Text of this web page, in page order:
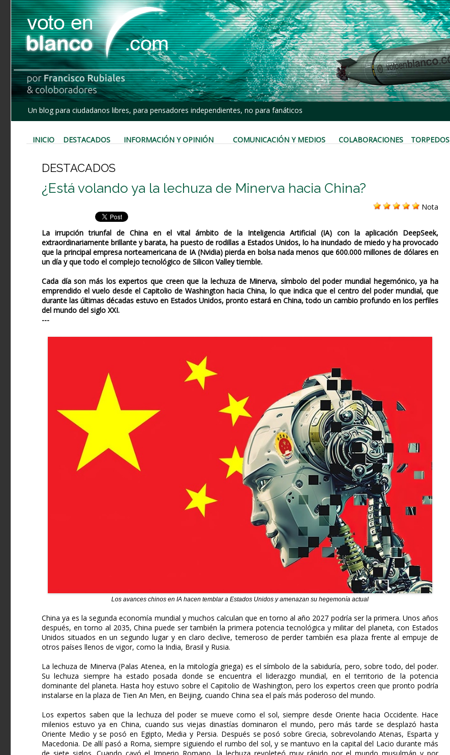
Un blog para ciudadanos libres, para pensadores independientes, no para fanáticos
INICIO DESTACADOS INFORMACIÓN Y OPINIÓN COMUNICACIÓN Y MEDIOS COLABORACIONES TORPEDOS
DESTACADOS
¿Está volando ya la lechuza de Minerva hacia China?
Nota
La irrupción triunfal de China en el vital ámbito de la Inteligencia Artificial (IA) con la aplicación DeepSeek,
extraordinariamente brillante y barata, ha puesto de rodillas a Estados Unidos, lo ha inundado de miedo y ha provocado
que la principal empresa norteamericana de IA (Nvidia) pierda en bolsa nada menos que 600.000 millones de dólares en
un día y que todo el complejo tecnológico de Silicon Valley tiemble.
Cada día son más los expertos que creen que la lechuza de Minerva, símbolo del poder mundial hegemónico, ya ha
emprendido el vuelo desde el Capitolio de Washington hacia China, lo que indica que el centro del poder mundial, que
durante las últimas décadas estuvo en Estados Unidos, pronto estará en China, todo un cambio profundo en los perfiles
del mundo del siglo XXI.
---
Los avances chinos en IA hacen temblar a Estados Unidos y amenazan su hegemonía actual
China ya es la segunda economía mundial y muchos calculan que en torno al año 2027 podría ser la primera. Unos años
después, en torno al 2035, China puede ser también la primera potencia tecnológica y militar del planeta, con Estados
Unidos situados en un segundo lugar y en claro declive, temeroso de perder también esa plaza frente al empuje de
otros países llenos de vigor, como la India, Brasil y Rusia.
La lechuza de Minerva (Palas Atenea, en la mitología griega) es el símbolo de la sabiduría, pero, sobre todo, del poder.
Su lechuza siempre ha estado posada donde se encuentra el liderazgo mundial, en el territorio de la potencia
dominante del planeta. Hasta hoy estuvo sobre el Capitolio de Washington, pero los expertos creen que pronto podría
instalarse en la plaza de Tien An Men, en Beijing, cuando China sea el país más poderoso del mundo.
Los expertos saben que la lechuza del poder se mueve como el sol, siempre desde Oriente hacia Occidente. Hace
milenios estuvo ya en China, cuando sus viejas dinastías dominaron el mundo, pero más tarde se desplazó hasta
Oriente Medio y se posó en Egipto, Media y Persia. Después se posó sobre Grecia, sobrevolando Atenas, Esparta y
Macedonia. De allí pasó a Roma, siempre siguiendo el rumbo del sol, y se mantuvo en la capital del Lacio durante más